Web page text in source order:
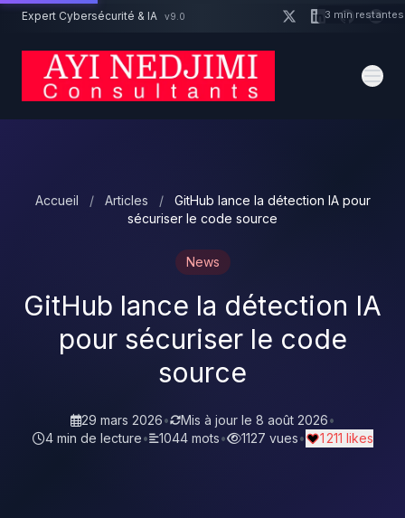
Aller au contenu principal
Expert Cybersécurité & IA v9.0
Accueil / Articles /
GitHub lance la détection IA pour
sécuriser le code source
News
GitHub lance la détection IA
pour sécuriser le code
source
29 mars 2026• Mis à jour le 8 août 2026•
4 min de lecture• 1044 mots• 1127 vues• 1 211 likes
Un projet cybersécurité ? 3 min restantes